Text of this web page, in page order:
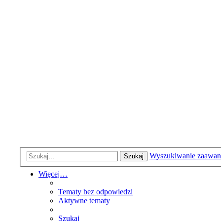
Szukaj Wyszukiwanie
Więcej…
Tematy bez odpowiedzi
Aktywne tematy
Szukaj